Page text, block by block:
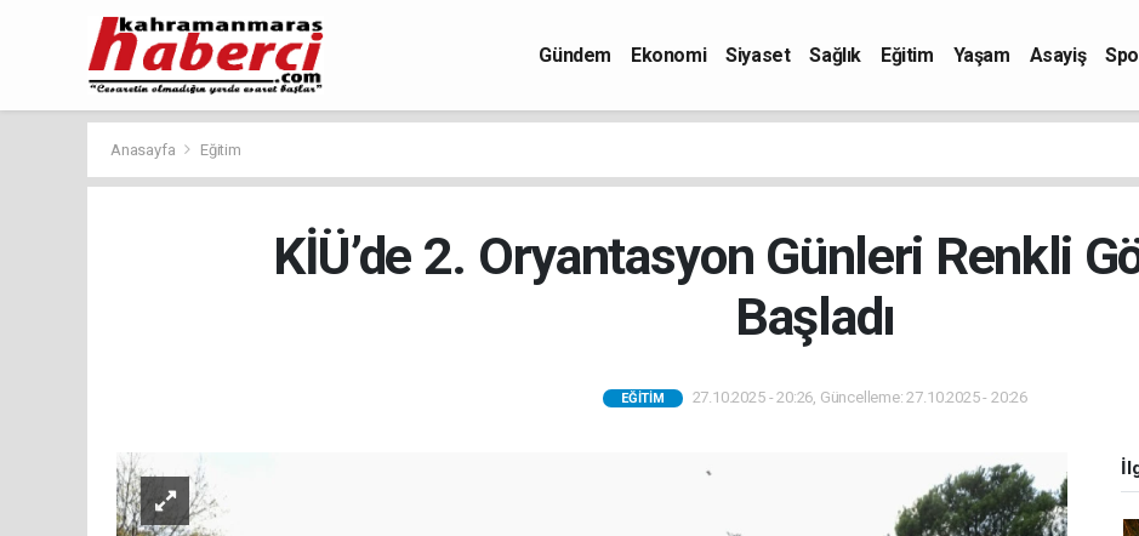
Gündem Ekonomi Siyaset Sağlık Eğitim Yaşam Asayiş
Anasayfa Eğitim
KİÜ’de 2. Oryantasyon Günleri Renkli
Başladı
EĞITIM 27.10.2025 - 20:26, Güncelleme: 27.10.2025 - 20:26